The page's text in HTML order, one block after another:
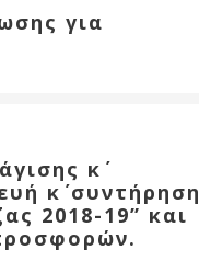
για
κ΄
κ΄ συντήρηση
2018-19” και